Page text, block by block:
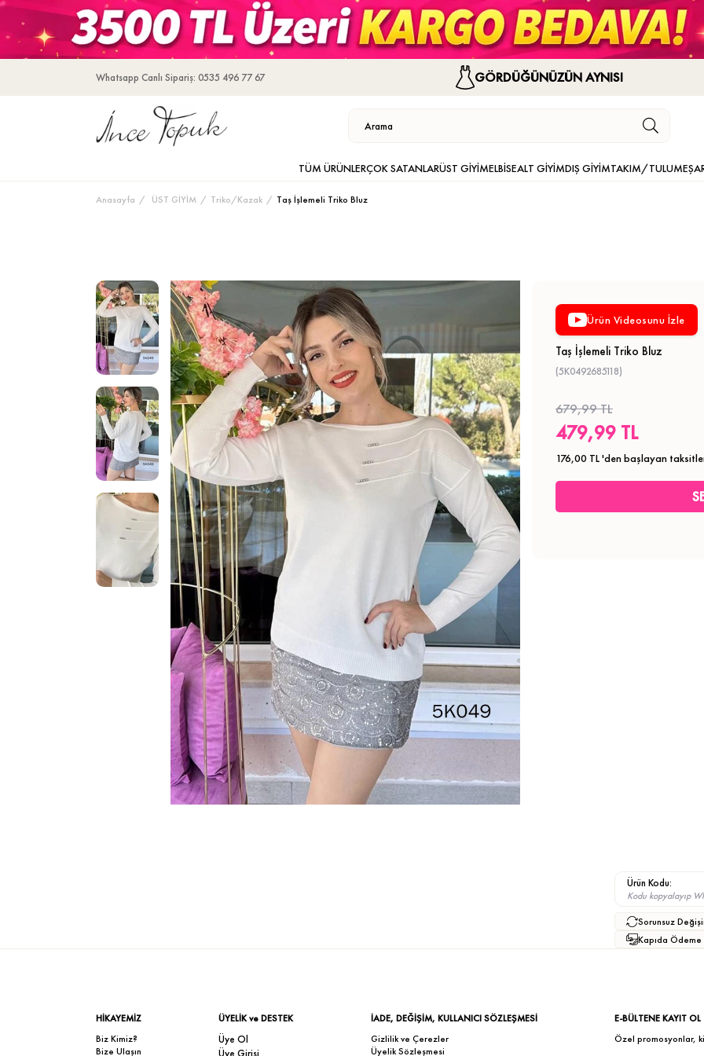
Whatsapp Canlı Sipariş: 0535 496 77 67 GÖRDÜĞÜNÜZÜN AYNISI
TÜM ÜRÜNLERÇOK SATANLARÜST GİYİMELBİSEALT GİYİMDIŞ GİYİMTAKIM/TULUM
Anasayfa ÜST GİYİM Triko/Kazak Taş İşlemeli Triko Bluz
Ürün Videosunu İzle
Taş İşlemeli Triko Bluz
(5K0492685118)
679,99 TL
479,99 TL
176,00 TL'den başlayan
Ürün Kodu:
Kodu kopyalayıp
Sorunsuz
Kapıda Ödeme
HİKAYEMİZ
Biz Kimiz?
Bize Ulaşın
ÜYELİK ve DESTEK
Üye Ol
İADE, DEĞİŞİM, KULLANICI SÖZLEŞMESİ
Gizlilik ve Çerezler
Üyelik Sözleşmesi
E-BÜLTENE KAYIT OL
Özel promosyonlar,